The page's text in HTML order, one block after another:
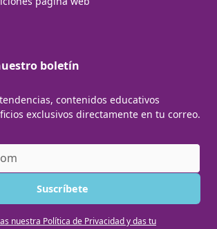
boletín
contenidos educativos
exclusivos directamente en tu correo.
nuestra Política de Privacidad y das tu